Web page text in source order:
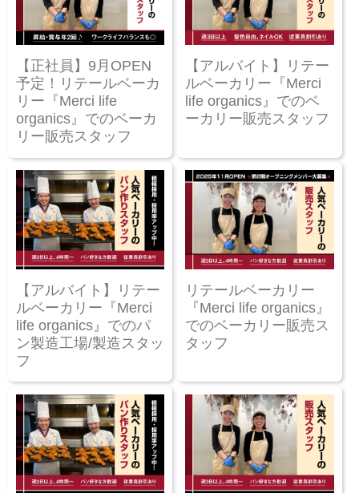
【正社員】9月OPEN
予定！リテールベーカ
リー『Merci life
organics』でのベーカ
リー販売スタッフ
【アルバイト】リテー
ルベーカリー『Merci
life organics』でのベ
ーカリー販売スタッフ
【アルバイト】リテー
ルベーカリー『Merci
life organics』でのパ
ン製造工場/製造スタッ
フ
リテールベーカリー
『Merci life organics』
でのベーカリー販売ス
タッフ